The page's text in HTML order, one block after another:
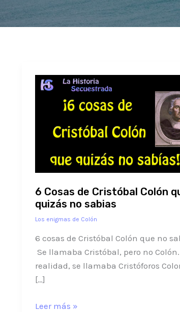
6 Cosas de Cristóbal Colón
quizás no sabias
Los enigmas de Colón
6 cosas de Cristóbal Colón que no
Se llamaba Cristóbal, pero no
realidad, se llamaba Cristóforos
[…]
Colón
quizás
sabias
Leer más »